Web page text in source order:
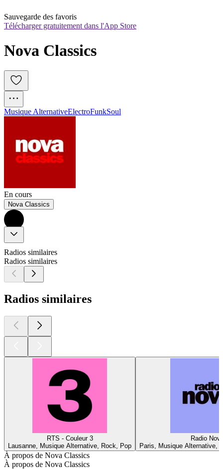
Sauvegarde des favoris
Télécharger gratuitement dans l'App Store
Nova Classics
Musique AlternativeElectroFunkSoul
En cours
Nova Classics
Radios similaires
Radios similaires
Radios similaires
RTS - Couleur 3
Lausanne, Musique Alternative, Rock, Pop
Radio
Paris, Musique Alternative,
À propos de Nova Classics
À propos de Nova Classics